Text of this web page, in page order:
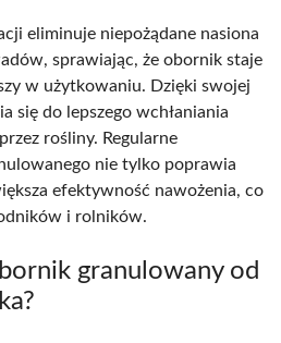
eliminuje niepożądane nasiona
sprawiając, że obornik staje
w użytkowaniu. Dzięki swojej
się do lepszego wchłaniania
rośliny. Regularne
nie tylko poprawia
efektywność nawożenia, co
i rolników.
granulowany od